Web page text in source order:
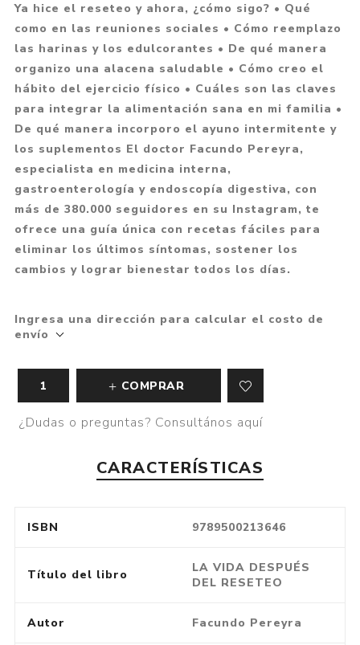
Ya hice el reseteo y ahora, ¿cómo sigo? • Qué
como en las reuniones sociales • Cómo reemplazo
las harinas y los edulcorantes • De qué manera
organizo una alacena saludable • Cómo creo el
hábito del ejercicio físico • Cuáles son las claves
para integrar la alimentación sana en mi familia •
De qué manera incorporo el ayuno intermitente y
los suplementos El doctor Facundo Pereyra,
especialista en medicina interna,
gastroenterología y endoscopía digestiva, con
más de 380.000 seguidores en su Instagram, te
ofrece una guía única con recetas fáciles para
eliminar los últimos síntomas, sostener los
cambios y lograr bienestar todos los días.
Ingresa una dirección para calcular el costo de
envío
COMPRAR
¿Dudas o preguntas? Consultános aquí
CARACTERÍSTICAS
ISBN 9789500213646
Título del libro
LA VIDA DESPUÉS
DEL RESETEO
Autor Facundo Pereyra